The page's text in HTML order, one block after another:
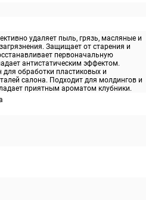
удаляет пыль, грязь, масляные и
Защищает от старения и
первоначальную
антистатическим эффектом.
для обработки пластиковых и
салона. Подходит для молдингов и
приятным ароматом клубники.